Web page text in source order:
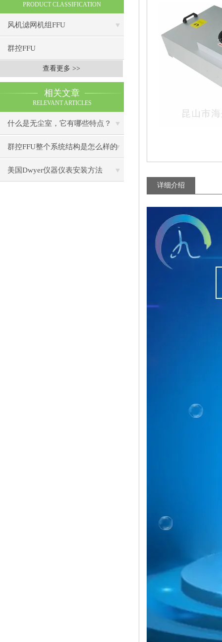
PRODUCT CLASSIFICATION
风机滤网机组FFU
群控FFU
查看更多 >>
相关文章
RELEVANT ARTICLES
什么是无尘室，它有哪些特点？
群控FFU整个系统结构是怎么样的
呢？
美国Dwyer仪器仪表安装方法
详细介绍